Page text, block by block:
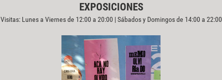
EXPOSICIONES
Visitas: Lunes a Viernes de 12:00 a 20:00 | Sábados y Domingos de 14:00 a 22:00